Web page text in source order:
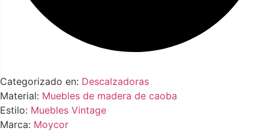
Categorizado en: Descalzadoras
Material: Muebles de madera de caoba
Estilo: Muebles Vintage
Marca: Moycor